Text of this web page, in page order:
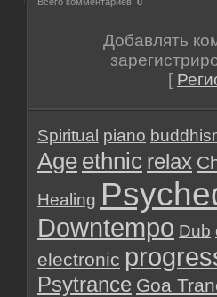
Добавлять
[
Spiritual piano
Age ethnic relax
Healing
Downtempo Dub
electronic
Psytrance Goa